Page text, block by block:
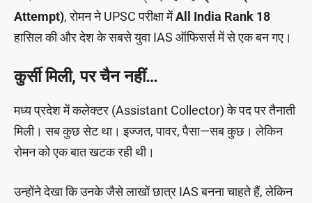
Attempt), रोमन ने UPSC परीक्षा मेंAll India Rank 18
हासिल की और देश के सबसे युवा IAS ऑफिसर्स में से एक बन गए।
कुर्सी मिली, पर चैन नहीं…
मध्य प्रदेश में कलेक्टर (Assistant Collector) के पद पर तैनाती
मिली। सब कुछ सेट था। इज्जत, पावर, पैसा—सब कुछ। लेकिन
रोमन को एक बात खटक रही थी।
उन्होंने देखा कि उनके जैसे लाखों छात्र IAS बनना चाहते हैं, लेकिन